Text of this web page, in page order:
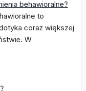
behawioralne?
to
coraz większej
W